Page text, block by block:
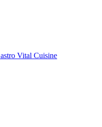
Vital Cuisine